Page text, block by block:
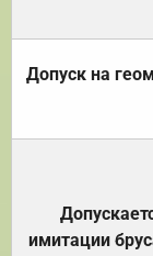
Допуск на
имитации